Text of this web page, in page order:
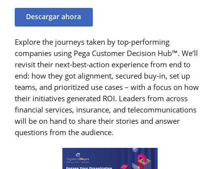
Descargar ahora
Explore the journeys taken by top-performing
companies using Pega Customer Decision Hub™. We’ll
revisit their next-best-action experience from end to
end: how they got alignment, secured buy-in, set up
teams, and prioritized use cases – with a focus on how
their initiatives generated ROI. Leaders from across
financial services, insurance, and telecommunications
will be on hand to share their stories and answer
questions from the audience.